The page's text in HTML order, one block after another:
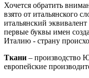
Хочется обратить
взято от итальянского
итальянский
первые буквы имен
Италию - страну
Ткани – производство
европейские